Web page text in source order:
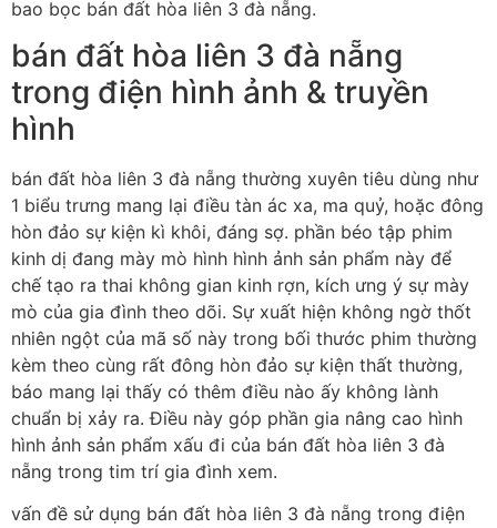
bao bọc bán đất hòa liên 3 đà nẵng.
bán đất hòa liên 3 đà nẵng
trong điện hình ảnh & truyền
hình
bán đất hòa liên 3 đà nẵng thường xuyên tiêu dùng như
1 biểu trưng mang lại điều tàn ác xa, ma quỷ, hoặc đông
hòn đảo sự kiện kì khôi, đáng sợ. phần béo tập phim
kinh dị đang mày mò hình hình ảnh sản phẩm này để
chế tạo ra thai không gian kinh rợn, kích ưng ý sự mày
mò của gia đình theo dõi. Sự xuất hiện không ngờ thốt
nhiên ngột của mã số này trong bối thước phim thường
kèm theo cùng rất đông hòn đảo sự kiện thất thường,
báo mang lại thấy có thêm điều nào ấy không lành
chuẩn bị xảy ra. Điều này góp phần gia nâng cao hình
hình ảnh sản phẩm xấu đi của bán đất hòa liên 3 đà
nẵng trong tim trí gia đình xem.
vấn đề sử dụng bán đất hòa liên 3 đà nẵng trong điện